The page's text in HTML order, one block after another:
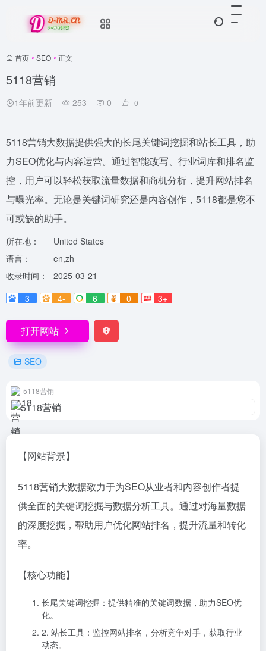
首页 • SEO • 正文
5118营销
1年前更新 253 0 0
5118营销大数据提供强大的长尾关键词挖掘和站长工具，助
力SEO优化与内容运营。通过智能改写、行业词库和排名监
控，用户可以轻松获取流量数据和商机分析，提升网站排名
与曝光率。无论是关键词研究还是内容创作，5118都是您不
可或缺的助手。
所在地：
United States
语言：
en,zh
收录时间：
2025-03-21
3
4- 6 0 3+
打开网站
SEO
5118营销
【网站背景】
5118营销大数据致力于为SEO从业者和内容创作者提
供全面的关键词挖掘与数据分析工具。通过对海量数据
的深度挖掘，帮助用户优化网站排名，提升流量和转化
率。
【核心功能】
长尾关键词挖掘：提供精准的关键词数据，助力SEO优
化。
2. 站长工具：监控网站排名，分析竞争对手，获取行业
动态。